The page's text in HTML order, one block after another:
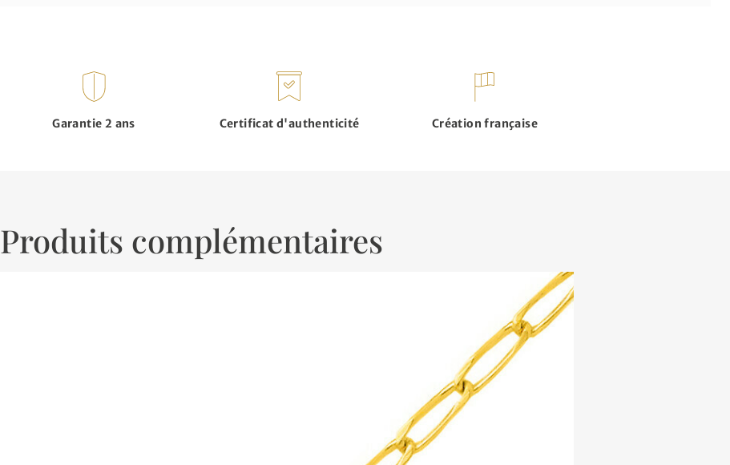
Garantie 2 ans Certificat d'authenticité Création française
Produits complémentaires